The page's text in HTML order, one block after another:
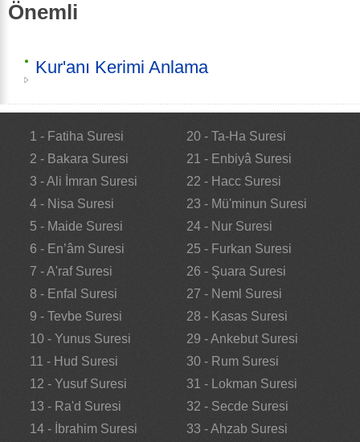
Önemli
Kur'anı Kerimi Anlama
1 - Fatiha Suresi
2 - Bakara Suresi
3 - Ali İmran Suresi
4 - Nisa Suresi
5 - Maide Suresi
6 - En’âm Suresi
7 - A'raf Suresi
8 - Enfal Suresi
9 - Tevbe Suresi
10 - Yunus Suresi
11 - Hud Suresi
12 - Yusuf Suresi
13 - Ra'd Suresi
14 - İbrahim Suresi
20 - Ta-Ha Suresi
21 - Enbiyâ Suresi
22 - Hacc Suresi
23 - Mü'minun Suresi
24 - Nur Suresi
25 - Furkan Suresi
26 - Şuara Suresi
27 - Neml Suresi
28 - Kasas Suresi
29 - Ankebut Suresi
30 - Rum Suresi
31 - Lokman Suresi
32 - Secde Suresi
33 - Ahzab Suresi